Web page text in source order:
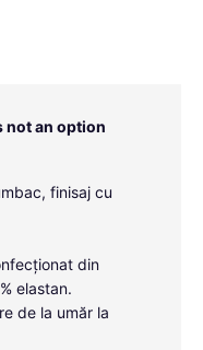
not an option
finisaj cu
din
elastan.
de la umăr la